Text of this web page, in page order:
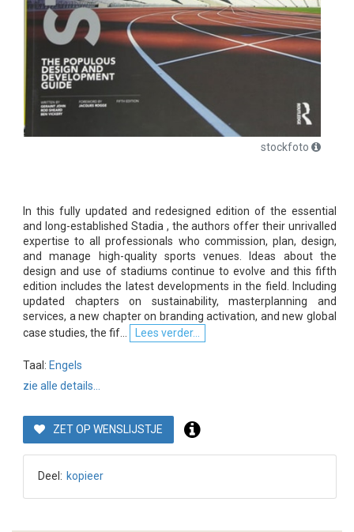
stockfoto
In this fully updated and redesigned edition of the essential
and long-established Stadia , the authors offer their unrivalled
expertise to all professionals who commission, plan, design,
and manage high-quality sports venues. Ideas about the
design and use of stadiums continue to evolve and this fifth
edition includes the latest developments in the field. Including
updated chapters on sustainability, masterplanning and
services, a new chapter on branding activation, and new global
case studies, the fif...
Lees verder...
Taal: Engels
zie alle details...
ZET OP WENSLIJSTJE
Deel: kopieer